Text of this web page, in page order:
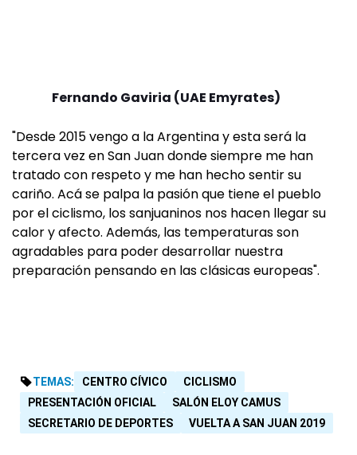
Fernando Gaviria (UAE Emyrates)
"Desde 2015 vengo a la Argentina y esta será la
tercera vez en San Juan donde siempre me han
tratado con respeto y me han hecho sentir su
cariño. Acá se palpa la pasión que tiene el pueblo
por el ciclismo, los sanjuaninos nos hacen llegar su
calor y afecto. Además, las temperaturas son
agradables para poder desarrollar nuestra
preparación pensando en las clásicas europeas".
TEMAS: CENTRO CÍVICO
CICLISMO
PRESENTACIÓN OFICIAL
SALÓN ELOY CAMUS
SECRETARIO DE DEPORTES
VUELTA A SAN JUAN 2019